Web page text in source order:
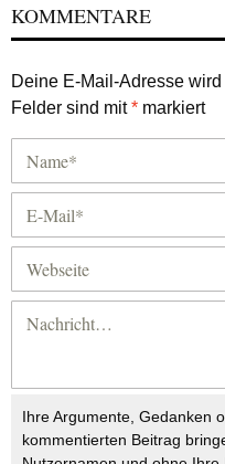
KOMMENTARE
Deine E-Mail-Adresse
Felder sind mit* markiert
Ihre Argumente, Gedanken
kommentierten Beitrag